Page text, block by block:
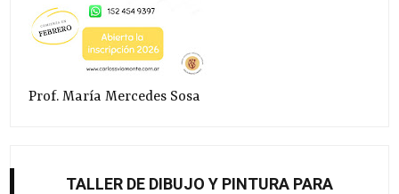
Prof. María Mercedes Sosa
TALLER DE DIBUJO Y PINTURA PARA